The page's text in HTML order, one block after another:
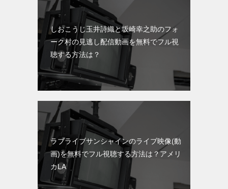
しおこうじ玉井詩織と坂崎幸之助のフォ
ーク村の見逃し配信動画を無料でフル視
聴する方法は？
ラブライブサンシャインのライブ映像(動
画)を無料でフル視聴する方法は？アメリ
カLA